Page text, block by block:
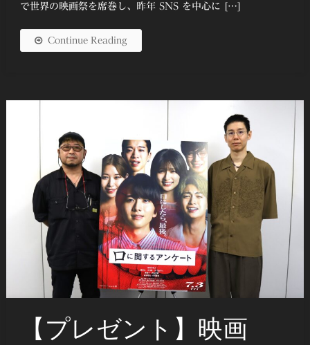
で世界の映画祭を席巻し、昨年 SNS を中⼼に […]
Continue Reading
【プレゼント】映画